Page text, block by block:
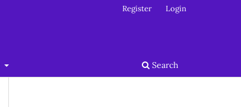
Search
Register Login